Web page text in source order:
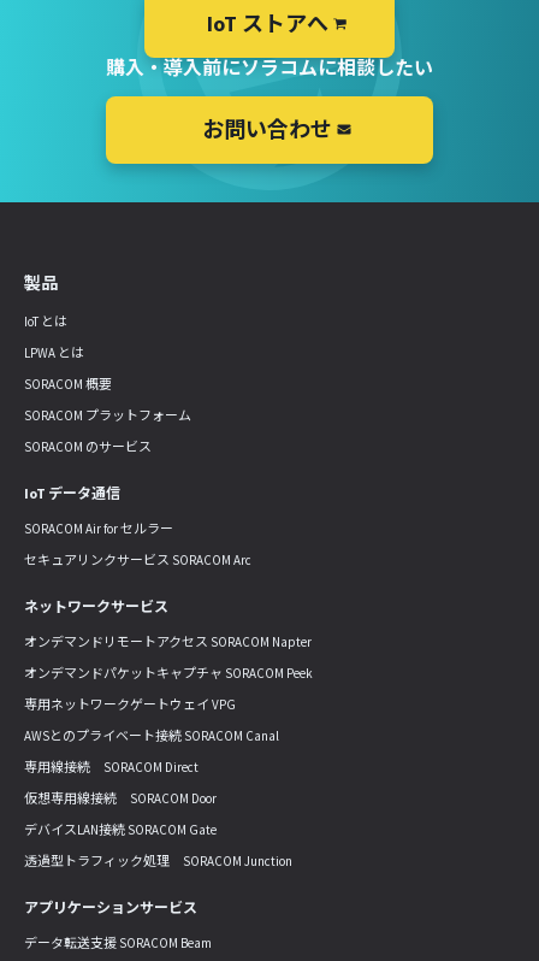
IoT ストアへ
購入・導入前にソラコムに相談したい
お問い合わせ
製品
IoT とは
LPWA とは
SORACOM 概要
SORACOM プラットフォーム
SORACOM のサービス
IoT データ通信
SORACOM Air for セルラー
セキュアリンクサービス SORACOM Arc
ネットワークサービス
オンデマンドリモートアクセス SORACOM Napter
オンデマンドパケットキャプチャ SORACOM Peek
専用ネットワークゲートウェイ VPG
AWSとのプライベート接続 SORACOM Canal
専用線接続 SORACOM Direct
仮想専用線接続 SORACOM Door
デバイスLAN接続 SORACOM Gate
透過型トラフィック処理 SORACOM Junction
アプリケーションサービス
データ転送支援 SORACOM Beam